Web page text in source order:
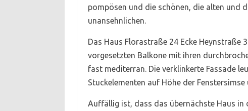
pompösen und die schönen, die alten und
unansehnlichen.
Das Haus Florastraße 24 Ecke Heynstraße
vorgesetzten Balkone mit ihren
fast mediterran. Die verklinkerte Fassade
Stuckelementen auf Höhe der
Auffällig ist, dass das übernächste Haus in